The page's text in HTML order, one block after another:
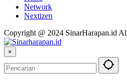
Network
Nextizen
Copyright @ 2024 SinarHarapan.id
×